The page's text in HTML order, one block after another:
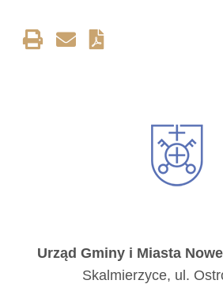
Urząd Gminy i Miasta
Skalmierzyce, ul.